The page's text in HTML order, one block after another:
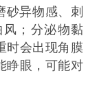
砂异物感、刺
；分泌物黏
时会出现角膜
睁眼，可能对